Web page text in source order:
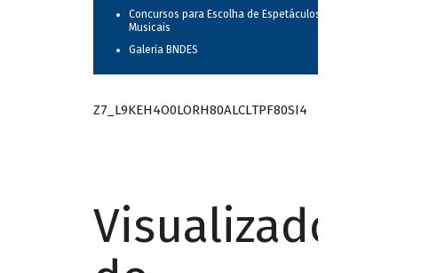
Concursos para Escolha de Espetáculos
Musicais
Galeria BNDES
Z7_L9KEH4O0LORH80ALCLTPF80SI4
Visualizador